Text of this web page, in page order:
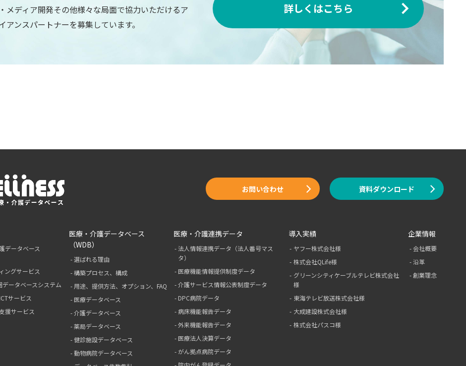
メディア開発その他様々な局面で協力いただけるア
アンスパートナーを募集しています。
詳しくはこちら
お問い合わせ 資料ダウンロード
データベース
ングサービス
データベースシステム
サービス
援サービス
医療・介護データベース
（WDB）
選ばれる理由
構築プロセス、構成
用途、提供方法、オプション、FAQ
医療データベース
介護データベース
薬局データベース
健診施設データベース
動物病院データベース
医療・介護連携データ
法人情報連携データ（法人番号マス
タ）
医療機能情報提供制度データ
介護サービス情報公表制度データ
DPC病院データ
病床機能報告データ
外来機能報告データ
医療法人決算データ
がん拠点病院データ
導入実績
ヤフー株式会社様
株式会社QLife様
グリーンシティケーブルテレビ株式会社
様
東海テレビ放送株式会社様
大成建設株式会社様
株式会社パスコ様
企業情報
会社概要
沿革
創業理念